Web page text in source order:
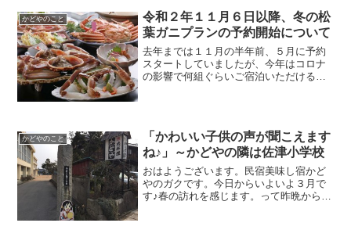
た”食”。でも、せっか...
かどやのこと
令和２年１１月６日以降、冬の松
葉ガニプランの予約開始について
去年までは１１月の半年前、５月に予約
スタートしていましたが、今年はコロナ
の影響で何組ぐらいご宿泊いただけるか
お受けさせていただく形で考えていま
す。最大人数としてMAX２０名です。
かどやのこと
「かわいい子供の声が聞こえます
ね♪」～かどやの隣は佐津小学校
おはようございます。民宿美味し宿かど
やのガクです。今日からいよいよ３月で
す♪春の訪れを感じます。って昨晩から真